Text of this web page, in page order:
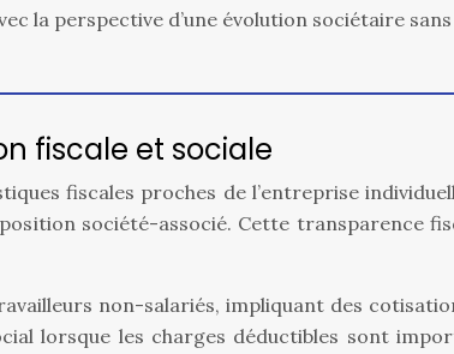
la perspective d’une évolution sociétaire
fiscale et sociale
fiscales proches de l’entreprise
société-associé. Cette transparence
non-salariés, impliquant des
lorsque les charges déductibles sont